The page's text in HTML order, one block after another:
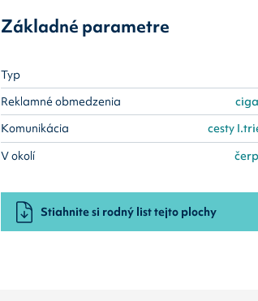
Základné parametre
Typ
Reklamné obmedzenia
Komunikácia
cesty
V okolí
Stiahnite si rodný list tejto plochy